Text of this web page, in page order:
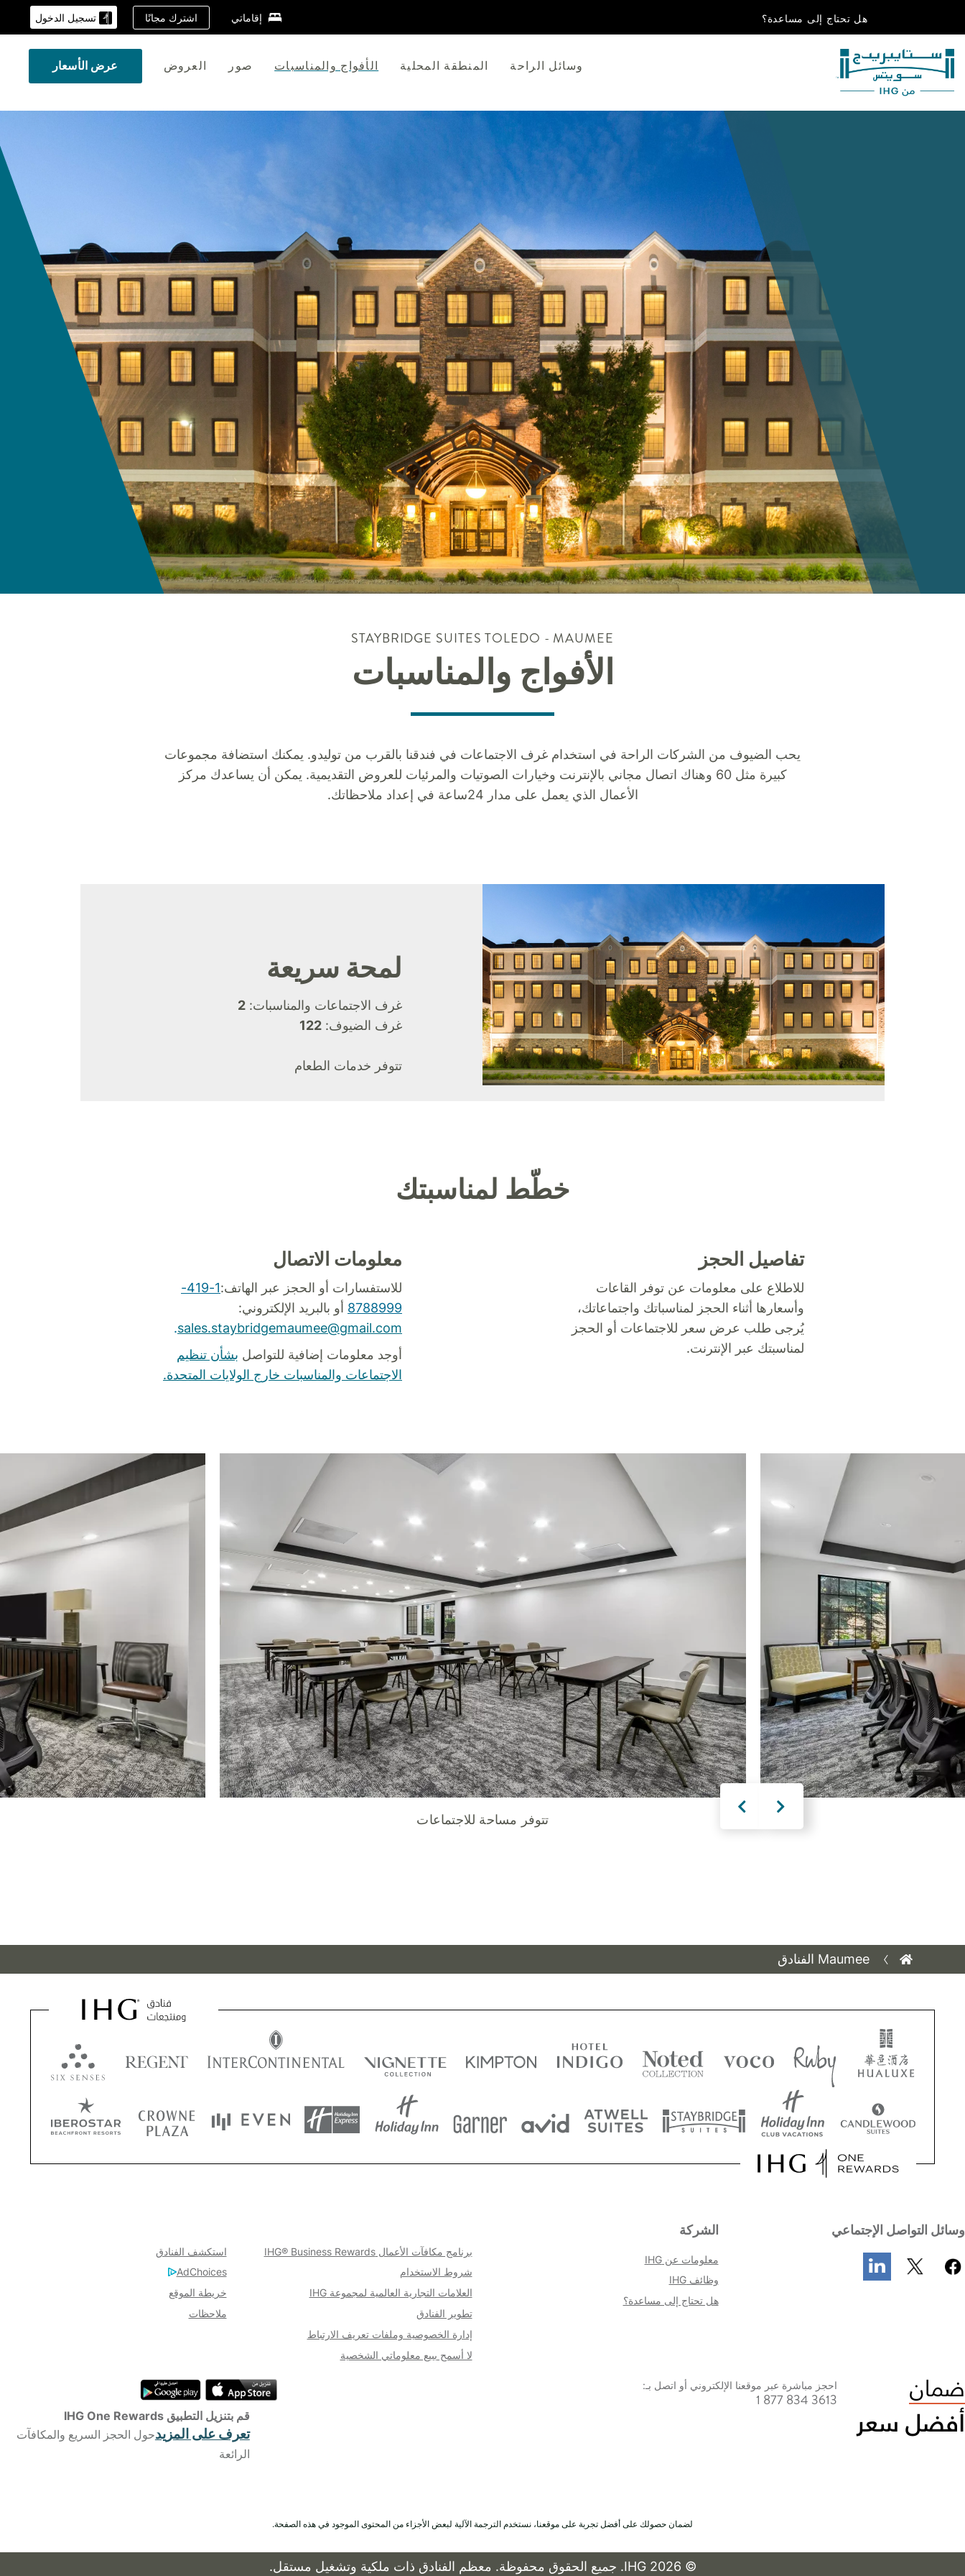
هل تحتاج إلى مساعدة؟ إقاماتي اشترك مجانًا تسجيل الدخول
وسائل الراحة المنطقة المحلية الأفواج والمناسبات صور العروض عرض الأسعار
STAYBRIDGE SUITES TOLEDO - MAUMEE
الأفواج والمناسبات
يحب الضيوف من الشركات الراحة في استخدام غرف الاجتماعات في فندقنا بالقرب من توليدو. يمكنك استضافة مجموعات
كبيرة مثل 60 وهناك اتصال مجاني بالإنترنت وخيارات الصوتيات والمرئيات للعروض التقديمية. يمكن أن يساعدك مركز
الأعمال الذي يعمل على مدار 24ساعة في إعداد ملاحظاتك.
لمحة سريعة
غرف الاجتماعات والمناسبات: 2
غرف الضيوف: 122
تتوفر خدمات الطعام
خطّط لمناسبتك
تفاصيل الحجز
للاطلاع على معلومات عن توفر القاعات
وأسعارها أثناء الحجز لمناسباتك واجتماعاتك،
يُرجى طلب عرض سعر للاجتماعات أو الحجز
لمناسبتك عبر الإنترنت.
معلومات الاتصال
للاستفسارات أو الحجز عبر الهاتف:
1-419-
8788999 أو بالبريد الإلكتروني:
sales.staybridgemaumee@gmail.com
.
أوجد معلومات إضافية للتواصل بشأن تنظيم
الاجتماعات والمناسبات خارج الولايات المتحدة.
تتوفر مساحة للاجتماعات
Maumee الفنادق
وسائل التواصل الإجتماعي الشركة
معلومات عن IHG
وظائف IHG
هل تحتاج إلى مساعدة؟
برنامج مكافآت الأعمال IHG® Business Rewards
شروط الاستخدام​
العلامات التجارية العالمية لمجموعة IHG
تطوير الفنادق
إدارة الخصوصية وملفات تعريف الارتباط
لا أسمح ببيع معلوماتي الشخصية
استكشف الفنادق
AdChoices
خريطة الموقع
ملاحظات
احجز مباشرة عبر موقعنا الإلكتروني أو اتصل بـ:
1 877 834 3613
قم بتنزيل التطبيق IHG One Rewards
تعرف على المزيدحول الحجز السريع والمكافآت
الرائعة
لضمان حصولك على أفضل تجربة على موقعنا، نستخدم الترجمة الآلية لبعض الأجزاء من المحتوى الموجود في هذه الصفحة.
© 2026 IHG. جميع الحقوق محفوظة. معظم الفنادق ذات ملكية وتشغيل مستقل.